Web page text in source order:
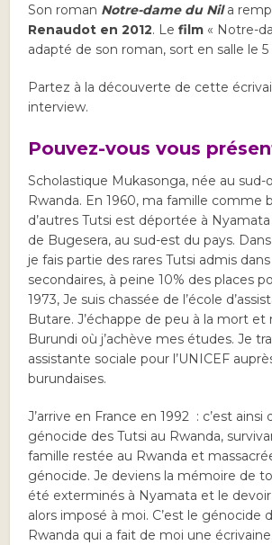
Son roman Notre-dame du Nila
Renaudot en 2012. Lefilm « Notre-
adapté de son roman, sort en salle le
Partez à la découverte de cette
interview.
Pouvez-vous vous
Scholastique Mukasonga, née au sud-
Rwanda. En 1960, ma famille comme
d’autres Tutsi est déportée à
de Bugesera, au sud-est du pays.
je fais partie des rares Tutsi admis
secondaires, à peine 10% des places
1973, Je suis chassée de l’école
Butare. J’échappe de peu à la mort
Burundi où j’achève mes études. Je
assistante sociale pour l’UNICEF
burundaises.
J’arrive en France en 1992 : c’est ainsi
génocide des Tutsi au Rwanda,
famille restée au Rwanda et
génocide. Je deviens la mémoire de
été exterminés à Nyamata et le devoir
alors imposé à moi. C’est le génocide
Rwanda qui a fait de moi une écrivaine.